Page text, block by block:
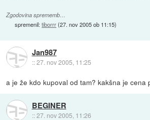
Zgodovina sprememb…
spremenil:tiborrr(27. nov 2005 ob 11:15)
Jan987
::27. nov 2005, 11:25
a je že kdo kupoval od tam? kakšna je cena
BEGINER
::27. nov 2005, 11:26